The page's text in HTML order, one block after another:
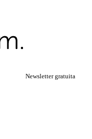
Newsletter gratuita